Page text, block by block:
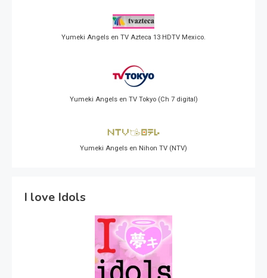
Yumeki Angels en TV Azteca 13 HDTV Mexico.
Yumeki Angels en TV Tokyo (Ch 7 digital)
Yumeki Angels en Nihon TV (NTV)
I love Idols